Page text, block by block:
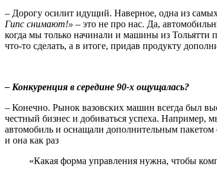
– Дорогу осилит идущий. Наверное, одна из
Гипс снимают!» – это не про нас. Да,
когда мы только начинали и машины из Тольятти
что-то сделать, а в итоге, придав продукту
– Конкуренция в середине 90-х ощущалась?
– Конечно. Рынок вазовских машин всегда был
честный бизнес и добиваться успеха. Например,
автомобиль и оснащали дополнительным
и она как раз
«Какая форма управления нужна, чтобы